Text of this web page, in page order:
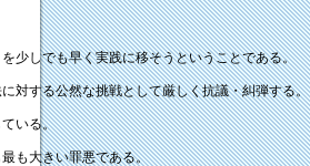
少しでも早く実践に移そうということである。
対する公然な挑戦として厳しく抗議・糾弾する。
いる。
も大きい罪悪である。